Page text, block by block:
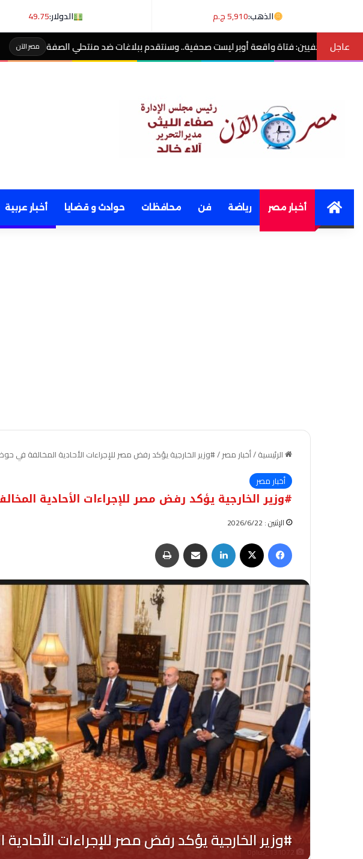
الذهب:5,910 ج.م الدولار:49.75
عاجل
أوبر ليست صحفية.. وسنتقدم ببلاغات ضد منتحلي الصفة مصر الآن عاجل- جماعة
Homeأخبار مصر رياضة فن محافظات حوادث و قضايا أخبار عربية
الرئيسية/أخبار مصر/#وزير الخارجية يؤكد رفض مصر للإجراءات الأحادية المخالفة في
أخبار مصر
#وزير الخارجية يؤكد رفض مصر للإجراءات الأحادية
الإثنين : 2026/6/22
فيسبوك لينكدإن مشاركة عبر البريد